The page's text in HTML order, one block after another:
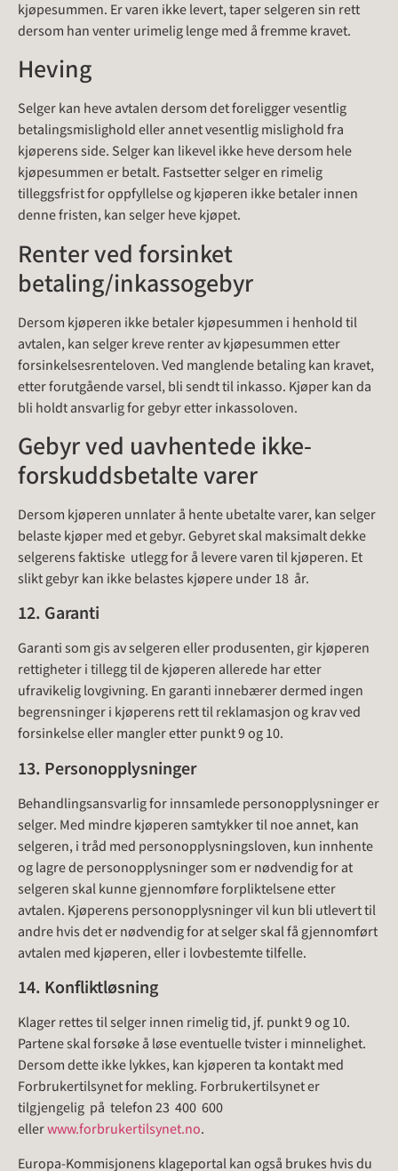
kjøpesummen. Er varen ikke levert, taper selgeren sin rett
dersom han venter urimelig lenge med å fremme kravet.
Heving
Selger kan heve avtalen dersom det foreligger vesentlig
betalingsmislighold eller annet vesentlig mislighold fra
kjøperens side. Selger kan likevel ikke heve dersom hele
kjøpesummen er betalt. Fastsetter selger en rimelig
tilleggsfrist for oppfyllelse og kjøperen ikke betaler innen
denne fristen, kan selger heve kjøpet.
Renter ved forsinket
betaling/inkassogebyr
Dersom kjøperen ikke betaler kjøpesummen i henhold til
avtalen, kan selger kreve renter av kjøpesummen etter
forsinkelsesrenteloven. Ved manglende betaling kan kravet,
etter forutgående varsel, bli sendt til inkasso. Kjøper kan da
bli holdt ansvarlig for gebyr etter inkassoloven.
Gebyr ved uavhentede ikke-
forskuddsbetalte varer
Dersom kjøperen unnlater å hente ubetalte varer, kan selger
belaste kjøper med et gebyr. Gebyret skal maksimalt dekke
selgerens faktiske utlegg for å levere varen til kjøperen. Et
slikt gebyr kan ikke belastes kjøpere under 18 år.
12. Garanti
Garanti som gis av selgeren eller produsenten, gir kjøperen
rettigheter i tillegg til de kjøperen allerede har etter
ufravikelig lovgivning. En garanti innebærer dermed ingen
begrensninger i kjøperens rett til reklamasjon og krav ved
forsinkelse eller mangler etter punkt 9 og 10.
13. Personopplysninger
Behandlingsansvarlig for innsamlede personopplysninger er
selger. Med mindre kjøperen samtykker til noe annet, kan
selgeren, i tråd med personopplysningsloven, kun innhente
og lagre de personopplysninger som er nødvendig for at
selgeren skal kunne gjennomføre forpliktelsene etter
avtalen. Kjøperens personopplysninger vil kun bli utlevert til
andre hvis det er nødvendig for at selger skal få gjennomført
avtalen med kjøperen, eller i lovbestemte tilfelle.
14. Konfliktløsning
Klager rettes til selger innen rimelig tid, jf. punkt 9 og 10.
Partene skal forsøke å løse eventuelle tvister i minnelighet.
Dersom dette ikke lykkes, kan kjøperen ta kontakt med
Forbrukertilsynet for mekling. Forbrukertilsynet er
tilgjengelig på telefon 23 400 600
ellerwww.forbrukertilsynet.no.
Europa-Kommisjonens klageportal kan også brukes hvis du